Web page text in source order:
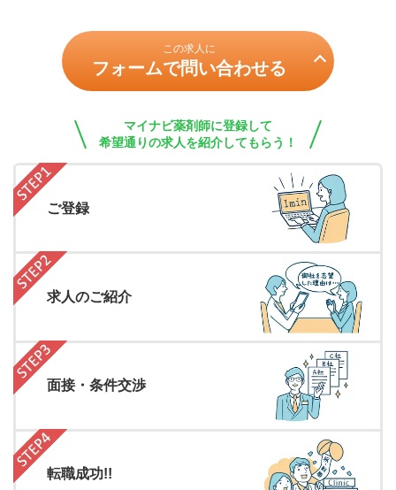
この求人に
フォームで問い合わせる
マイナビ薬剤師に登録して
希望通りの求人を紹介してもらう！
ご登録
求人のご紹介
面接・条件交渉
転職成功!!